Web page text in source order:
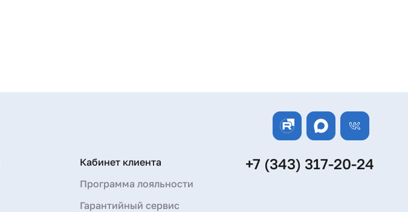
Кабинет клиента
Программа лояльности
Гарантийный сервис
+7 (343) 317-20-24